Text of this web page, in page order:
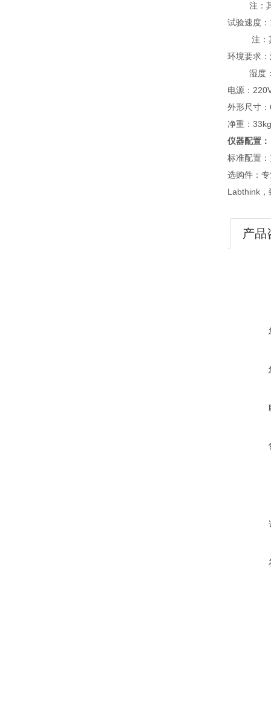
注：其
试验速度
注：其
环境要求
湿度：
电源：
外形尺寸
净重：33kg
仪器配置：
标准配置
选购件：
Labthink，
产品